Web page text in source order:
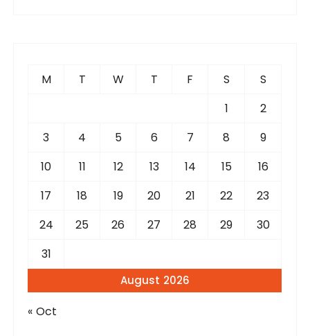
August 2026
M T W T F S
S
1
2
3
4 5 6 7 8
9
10
11 12 13 14 15
16
17
18 19 20 21 22
23
24
25 26 27 28 29
30
31
« Oct